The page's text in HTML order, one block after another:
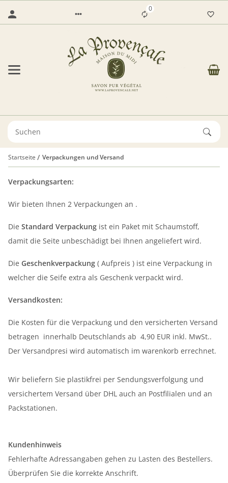
0
Startseite Verpackungen und Versand
Verpackungsarten:
Wir bieten Ihnen 2 Verpackungen an .
Die Standard Verpackung ist ein Paket mit Schaumstoff,
damit die Seite unbeschädigt bei Ihnen angeliefert wird.
Die Geschenkverpackung ( Aufpreis ) ist eine Verpackung in
welcher die Seife extra als Geschenk verpackt wird.
Versandkosten:
Die Kosten für die Verpackung und den versicherten Versand
betragen innerhalb Deutschlands ab 4,90 EUR inkl. MwSt..
Der Versandpresi wird automatisch im warenkorb errechnet.
Wir beliefern Sie plastikfrei per Sendungsverfolgung und
versichertem Versand über DHL auch an Postfilialen und an
Packstationen.
Kundenhinweis
Fehlerhafte Adressangaben gehen zu Lasten des Bestellers.
Überprüfen Sie die korrekte Anschrift.